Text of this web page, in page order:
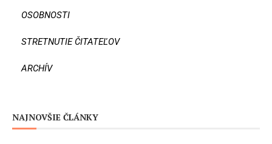
OSOBNOSTI
STRETNUTIE ČITATEĽOV
ARCHÍV
NAJNOVŠIE ČLÁNKY